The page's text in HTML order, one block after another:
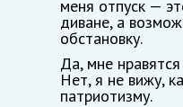
меня отпуск —
диване, а
обстановку.
Да, мне
Нет, я не вижу,
патриотизму.